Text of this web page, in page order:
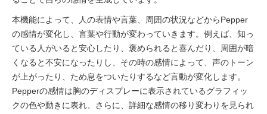
本機能によって、人の表情や言葉、周囲の状況などからPepper
の感情が変化し、言葉や行動が変わっていきます。例えば、知っ
ている人がいると安心したり、褒められると喜んだり、周囲が暗
くなると不安になったりし、その時の感情によって、声のトーン
が上がったり、ため息をついたりするなど言動が変化します。
Pepperの感情は胸のディスプレーに表示されているグラフィッ
クの色や動きに表れ、さらに、詳細な感情の移り変わりを見られ